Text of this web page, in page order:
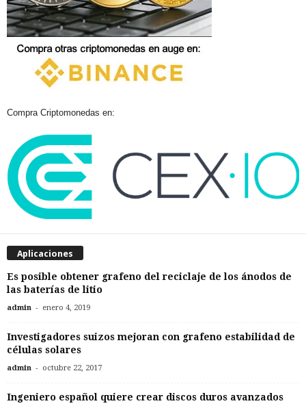
Compra Criptomonedas en:
Aplicaciones
Es posible obtener grafeno del reciclaje de los ánodos de
las baterías de litio
admin - enero 4, 2019
Investigadores suizos mejoran con grafeno estabilidad de
células solares
admin - octubre 22, 2017
Ingeniero español quiere crear discos duros avanzados